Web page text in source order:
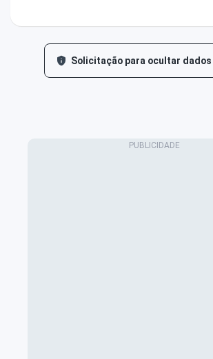
Solicitação para ocultar dados